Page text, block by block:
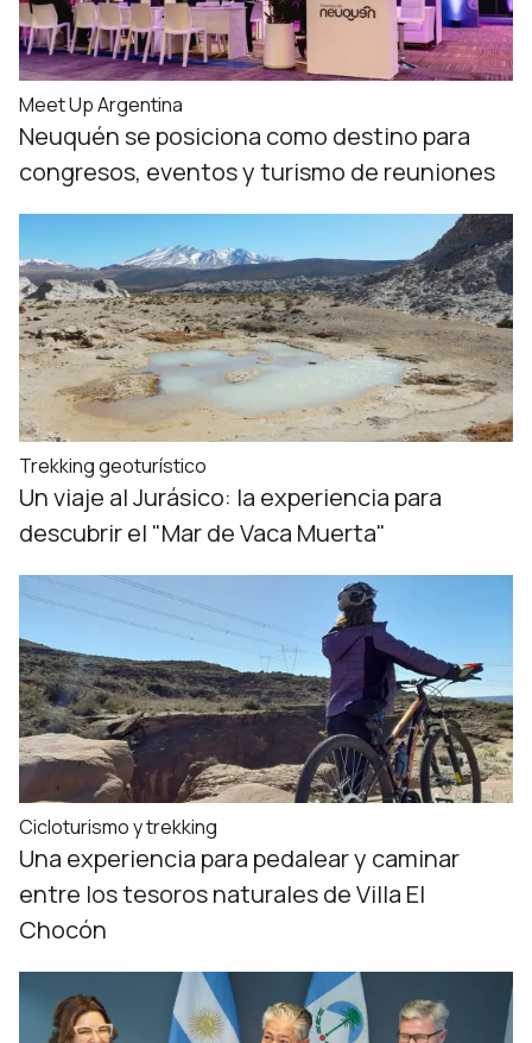
Meet Up Argentina
Neuquén se posiciona como destino para
congresos, eventos y turismo de reuniones
Trekking geoturístico
Un viaje al Jurásico: la experiencia para
descubrir el "Mar de Vaca Muerta"
Cicloturismo y trekking
Una experiencia para pedalear y caminar
entre los tesoros naturales de Villa El
Chocón